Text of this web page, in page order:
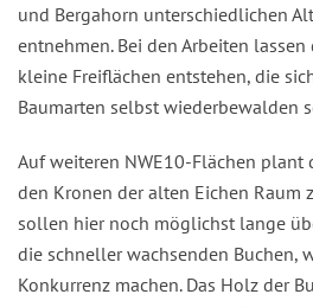
und Bergahorn unterschiedlichen
entnehmen. Bei den Arbeiten
kleine Freiflächen entstehen, die
Baumarten selbst wiederbewalden
Auf weiteren NWE10-Flächen plant
den Kronen der alten Eichen Raum
sollen hier noch möglichst lange
die schneller wachsenden Buchen,
Konkurrenz machen. Das Holz der